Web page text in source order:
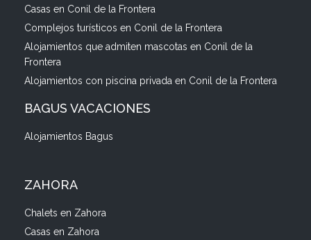
Casas en Conil de la Frontera
Complejos turísticos en Conil de la Frontera
Alojamientos que admiten mascotas en Conil de la
Frontera
Alojamientos con piscina privada en Conil de la Frontera
BAGUS VACACIONES
Alojamientos Bagus
ZAHORA
Chalets en Zahora
Casas en Zahora